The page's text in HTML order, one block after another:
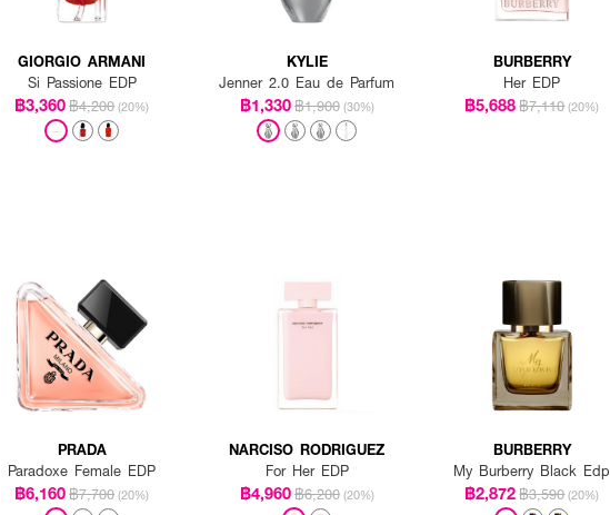
GIORGIO ARMANI
Si Passione EDP
฿3,360฿4,200 (20%)
KYLIE
Jenner 2.0 Eau de Parfum
฿1,330฿1,900 (30%)
BURBERRY
Her EDP
฿5,688฿7,110 (20%)
PRADA
Paradoxe Female EDP
฿6,160฿7,700 (20%)
NARCISO RODRIGUEZ
For Her EDP
฿4,960฿6,200 (20%)
BURBERRY
My Burberry Black Edp
฿2,872฿3,590 (20%)